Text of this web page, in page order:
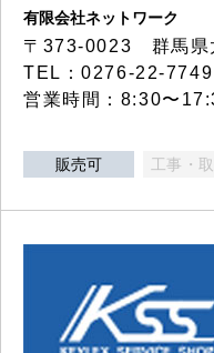
有限会社ネットワーク
〒373-0023 群馬県
TEL：0276-22-7749
営業時間：8:30〜
販売可 工事・